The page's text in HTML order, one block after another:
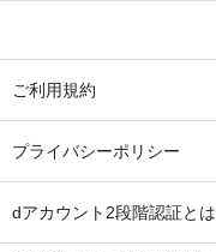
ご利用規約
プライバシーポリシー
dアカウント2段階認証とは